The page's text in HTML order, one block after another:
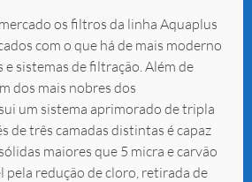
os filtros da linha Aquaplus
com o que há de mais moderno
sistemas de filtração. Além de
dos mais nobres dos
um sistema aprimorado de tripla
de três camadas distintas é capaz
maiores que 5 micra e carvão
pela redução de cloro, retirada de